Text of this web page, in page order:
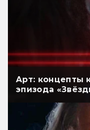
Арт: концепты
эпизода